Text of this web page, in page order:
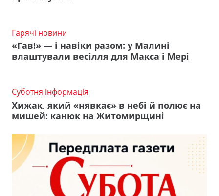
Гарячі новини
«Гав!» — і навіки разом: у Малині
влаштували весілля для Макса і Мері
Суботня інформація
Хижак, який «нявкає» в небі й полює на
мишей: канюк на Житомирщині